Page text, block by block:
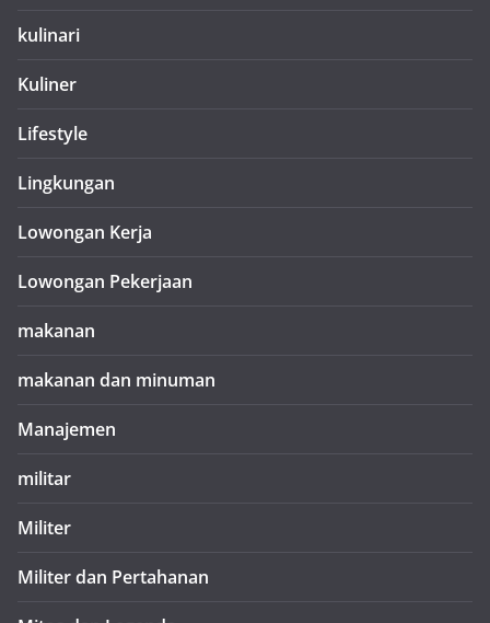
kulinari
Kuliner
Lifestyle
Lingkungan
Lowongan Kerja
Lowongan Pekerjaan
makanan
makanan dan minuman
Manajemen
militar
Militer
Militer dan Pertahanan